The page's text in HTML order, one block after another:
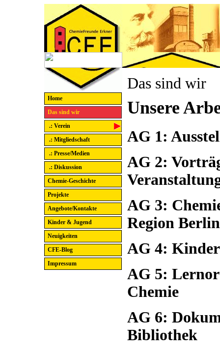
Das sind wir
Home
Das sind wir
.: Verein
.: Mitgliedschaft
.: Presse/Medien
.: Diskussion
Chemie-Geschichte
Projekte
Angebote/Kontakte
Kinder & Jugend
Neuigkeiten
CFE-Blog
Impressum
Unsere
AG 1:
AG 2:
AG 3:
Region
AG 4:
AG 5:
Chemie
AG 6:
Bibliothek